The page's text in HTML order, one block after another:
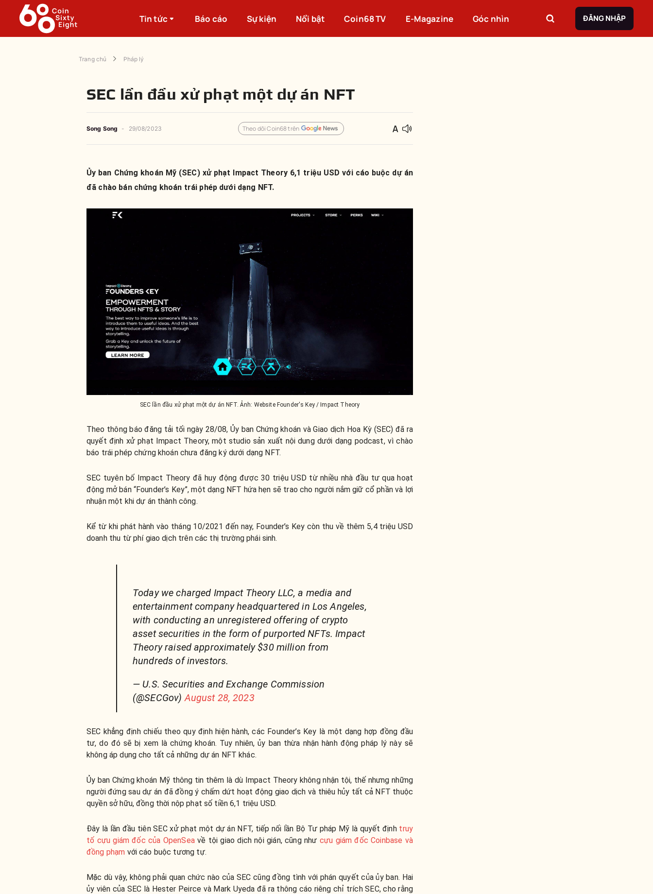
Tin tức Báo cáo Sự kiện Nổi bật Coin68 TV E-Magazine Góc nhìn ĐĂNG NHẬP
Trang chủ Pháp lý
SEC lần đầu xử phạt một dự án NFT
Song Song - 29/08/2023 Theo dõi Coin68 trên
Ủy ban Chứng khoán Mỹ (SEC) xử phạt Impact Theory 6,1 triệu USD với cáo buộc dự án
đã chào bán chứng khoán trái phép dưới dạng NFT.
SEC lần đầu xử phạt một dự án NFT. Ảnh: Website Founder's Key / Impact Theory
Theo thông báo đăng tải tối ngày 28/08, Ủy ban Chứng khoán và Giao dịch Hoa Kỳ (SEC) đã ra
quyết định xử phạt Impact Theory, một studio sản xuất nội dung dưới dạng podcast, vì chào
báo trái phép chứng khoán chưa đăng ký dưới dạng NFT.
SEC tuyên bố Impact Theory đã huy động được 30 triệu USD từ nhiều nhà đầu tư qua hoạt
động mở bán “Founder’s Key”, một dạng NFT hứa hẹn sẽ trao cho người nắm giữ cổ phần và lợi
nhuận một khi dự án thành công.
Kể từ khi phát hành vào tháng 10/2021 đến nay, Founder’s Key còn thu về thêm 5,4 triệu USD
doanh thu từ phí giao dịch trên các thị trường phái sinh.
Today we charged Impact Theory LLC, a media and
entertainment company headquartered in Los Angeles,
with conducting an unregistered offering of crypto
asset securities in the form of purported NFTs. Impact
Theory raised approximately $30 million from
hundreds of investors.
— U.S. Securities and Exchange Commission
(@SECGov) August 28, 2023
SEC khẳng định chiếu theo quy định hiện hành, các Founder’s Key là một dạng hợp đồng đầu
tư, do đó sẽ bị xem là chứng khoán. Tuy nhiên, ủy ban thừa nhận hành động pháp lý này sẽ
không áp dụng cho tất cả những dự án NFT khác.
Ủy ban Chứng khoán Mỹ thông tin thêm là dù Impact Theory không nhận tội, thế nhưng những
người đứng sau dự án đã đồng ý chấm dứt hoạt động giao dịch và thiêu hủy tất cả NFT thuộc
quyền sở hữu, đồng thời nộp phạt số tiền 6,1 triệu USD.
Đây là lần đầu tiên SEC xử phạt một dự án NFT, tiếp nối lần Bộ Tư pháp Mỹ là quyết định truy
tố cựu giám đốc của OpenSeavề tội giao dịch nội gián, cũng như cựu giám đốc Coinbase và
đồng phạm với cáo buộc tương tự.
Mặc dù vậy, không phải quan chức nào của SEC cũng đồng tình với phán quyết của ủy ban. Hai
ủy viên của SEC là Hester Peirce và Mark Uyeda đã ra thông cáo riêng chỉ trích SEC, cho rằng